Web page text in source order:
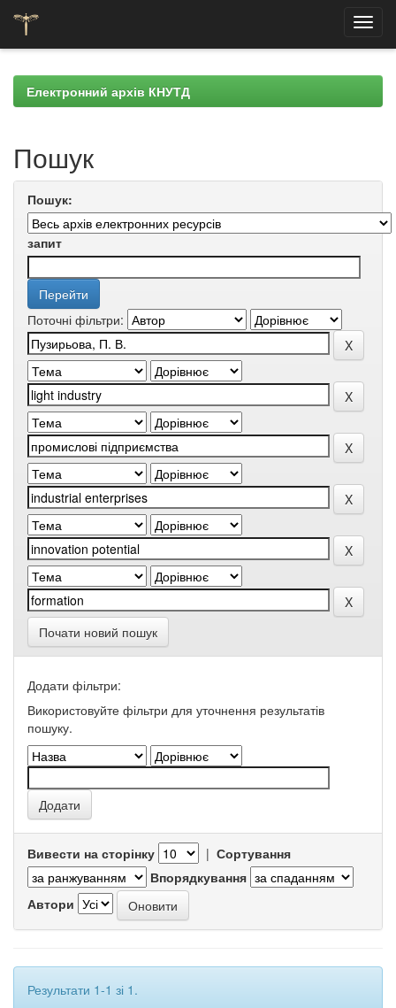
navigationЕлектронний архів КНУТД
Пошук
Пошук:
запит
Поточні фільтри:
Почати новий пошук
Додати фільтри:
Використовуйте фільтри для уточнення результатів
пошуку.
Вивести на сторінку | Сортування
Впорядкування
Автори
Результати 1-1 зі 1.